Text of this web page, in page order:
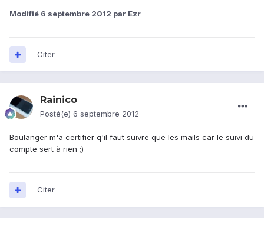
Modifié 6 septembre 2012 par Ezr
Citer
Rainico
Posté(e) 6 septembre 2012
Boulanger m'a certifier q'il faut suivre que les mails car le suivi du
compte sert à rien ;)
Citer